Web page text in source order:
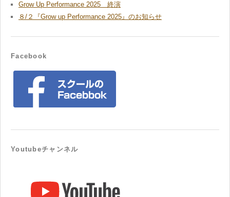
Grow Up Performance 2025 終演
８/２『Grow up Performance 2025』のお知らせ
Facebook
Youtubeチャンネル